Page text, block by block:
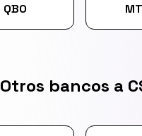
QBO
Otros bancos a